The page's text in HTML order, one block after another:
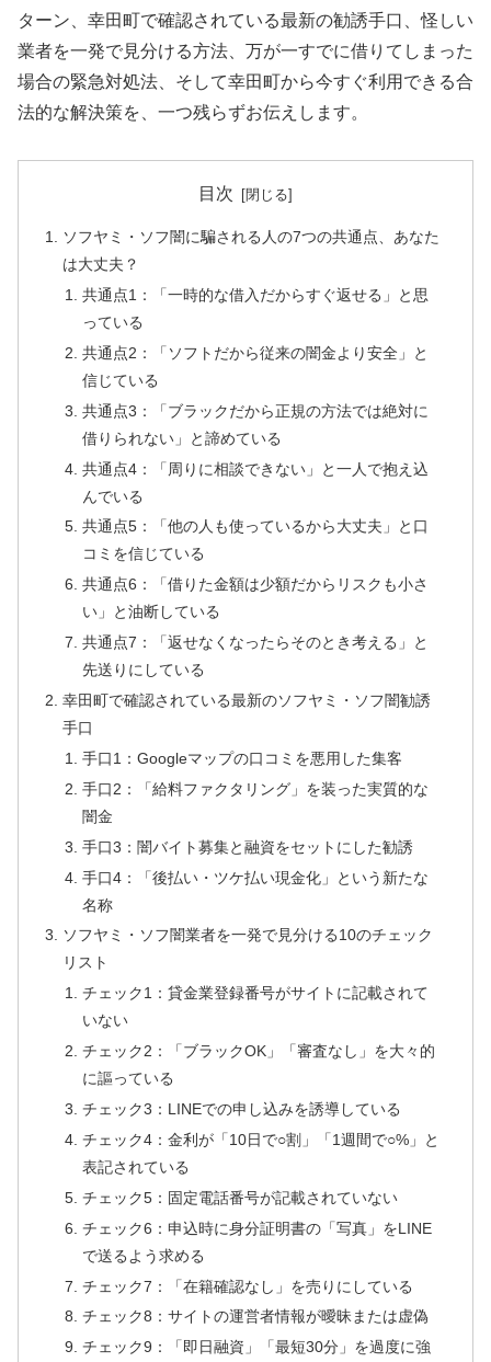
ターン、幸田町で確認されている最新の勧誘手口、怪しい
業者を一発で見分ける方法、万が一すでに借りてしまった
場合の緊急対処法、そして幸田町から今すぐ利用できる合
法的な解決策を、一つ残らずお伝えします。
目次
ソフヤミ・ソフ闇に騙される人の7つの共通点、あなた
は大丈夫？
共通点1：「一時的な借入だからすぐ返せる」と思
っている
共通点2：「ソフトだから従来の闇金より安全」と
信じている
共通点3：「ブラックだから正規の方法では絶対に
借りられない」と諦めている
共通点4：「周りに相談できない」と一人で抱え込
んでいる
共通点5：「他の人も使っているから大丈夫」と口
コミを信じている
共通点6：「借りた金額は少額だからリスクも小さ
い」と油断している
共通点7：「返せなくなったらそのとき考える」と
先送りにしている
幸田町で確認されている最新のソフヤミ・ソフ闇勧誘
手口
手口1：Googleマップの口コミを悪用した集客
手口2：「給料ファクタリング」を装った実質的な
闇金
手口3：闇バイト募集と融資をセットにした勧誘
手口4：「後払い・ツケ払い現金化」という新たな
名称
ソフヤミ・ソフ闇業者を一発で見分ける10のチェック
リスト
チェック1：貸金業登録番号がサイトに記載されて
いない
チェック2：「ブラックOK」「審査なし」を大々的
に謳っている
チェック3：LINEでの申し込みを誘導している
チェック4：金利が「10日で○割」「1週間で○%」と
表記されている
チェック5：固定電話番号が記載されていない
チェック6：申込時に身分証明書の「写真」をLINE
で送るよう求める
チェック7：「在籍確認なし」を売りにしている
チェック8：サイトの運営者情報が曖昧または虚偽
チェック9：「即日融資」「最短30分」を過度に強